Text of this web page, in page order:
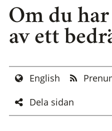
Om du
av ett
English
Dela sidan